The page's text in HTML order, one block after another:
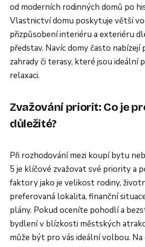
od moderních rodinných domů po
Vlastnictví domu poskytuje větší
přizpůsobení interiéru a exteriéru
představ. Navíc domy často
zahrady či terasy, které jsou ideální
relaxaci.
Zvažování priorit: Co je
důležité?
Při rozhodování mezi koupí bytu
5 je klíčové zvažovat své priority a
faktory jako je velikost rodiny,
preferovaná lokalita, finanční
plány. Pokud oceníte pohodlí a
bydlení v blízkosti městských
může být pro vás ideální volbou.